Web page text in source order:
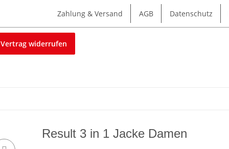
Zahlung & Versand AGB Datenschutz
Vertrag widerrufen
Result 3 in 1 Jacke Damen